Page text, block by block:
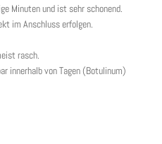
Minuten und ist sehr schonend.
im Anschluss erfolgen.
rasch.
innerhalb von Tagen (Botulinum)